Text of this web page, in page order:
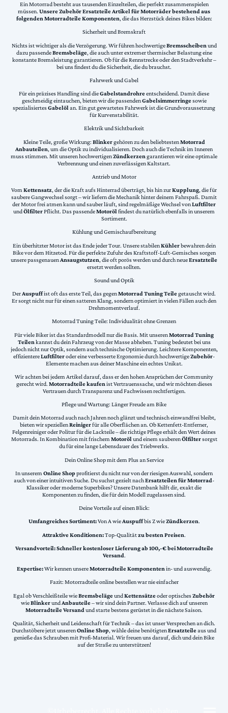
Ein Motorrad besteht aus tausenden Einzelteilen, die perfekt zusammenspielen
müssen. Unsere Zubehör Ersatzteile Artikel für Motorräder bestehend aus
folgenden Motorradteile Komponenten, die das Herzstück deines Bikes bilden:
Sicherheit und Bremskraft
Nichts ist wichtiger als die Verzögerung. Wir führen hochwertigeBremsscheiben und
dazu passendeBremsbeläge, die auch unter extremer thermischer Belastung eine
konstante Bremsleistung garantieren. Ob für die Rennstrecke oder den Stadtverkehr –
bei uns findest du die Sicherheit, die du brauchst.
Fahrwerk und Gabel
Für ein präzises Handling sind dieGabelstandrohreentscheidend. Damit diese
geschmeidig eintauchen, bieten wir die passendenGabelsimmerringesowie
spezialisiertesGabelölan. Ein gut gewartetes Fahrwerk ist die Grundvoraussetzung
für Kurvenstabilität.
Elektrik und Sichtbarkeit
Kleine Teile, große Wirkung: Blinkergehören zu den beliebtestenMotorrad
Anbauteilen, um die Optik zu individualisieren. Doch auch die Technik im Inneren
muss stimmen. Mit unseren hochwertigenZündkerzen garantieren wir eine optimale
Verbrennung und einen zuverlässigen Kaltstart.
Antrieb und Motor
VomKettensatz, der die Kraft aufs Hinterrad überträgt, bis hin zurKupplung, die für
saubere Gangwechsel sorgt – wir liefern die Mechanik hinter deinem Fahrspaß. Damit
der Motor frei atmen kann und sauber läuft, sind regelmäßige Wechsel vonLuftfilter
undÖlfilterPflicht. Das passendeMotorölfindest du natürlich ebenfalls in unserem
Sortiment.
Kühlung und Gemischaufbereitung
Ein überhitzter Motor ist das Ende jeder Tour. Unsere stabilenKühlerbewahren dein
Bike vor dem Hitzetod. Für die perfekte Zufuhr des Kraftstoff-Luft-Gemisches sorgen
unsere passgenauenAnsaugstutzen, die oft porös werden und durch neueErsatzteile
ersetzt werden sollten.
Sound und Optik
DerAuspuffist oft das erste Teil, das gegenMotorrad Tuning Teilegetauscht wird.
Er sorgt nicht nur für einen satteren Klang, sondern optimiert in vielen Fällen auch den
Drehmomentverlauf.
Motorrad Tuning Teile: Individualität ohne Grenzen
Für viele Biker ist das Standardmodell nur die Basis. Mit unserenMotorrad Tuning
Teilen kannst du dein Fahrzeug von der Masse abheben. Tuning bedeutet bei uns
jedoch nicht nur Optik, sondern auch technische Optimierung. Leichtere Komponenten,
effizientereLuftfilteroder eine verbesserte Ergonomie durch hochwertigeZubehör-
Elemente machen aus deiner Maschine ein echtes Unikat.
Wir achten bei jedem Artikel darauf, dass er den hohen Ansprüchen der Community
gerecht wird. Motorradteile kaufen ist Vertrauenssache, und wir möchten dieses
Vertrauen durch Transparenz und Fachwissen rechtfertigen.
Pflege und Wartung: Länger Freude am Bike
Damit dein Motorrad auch nach Jahren noch glänzt und technisch einwandfrei bleibt,
bieten wir speziellenReinigerfür alle Oberflächen an. Ob Kettenfett-Entferner,
Felgenreiniger oder Politur für die Lackteile – die richtige Pflege erhält den Wert deines
Motorrads. In Kombination mit frischemMotorölund einem sauberenÖlfiltersorgst
du für eine lange Lebensdauer des Triebwerks.
Dein Online Shop mit dem Plus an Service
In unserem Online Shopprofitierst du nicht nur von der riesigen Auswahl, sondern
auch von einer intuitiven Suche. Du suchst gezielt nachErsatzteilen für Motorrad-
Klassiker oder moderne Superbikes? Unsere Datenbank hilft dir, exakt die
Komponenten zu finden, die für dein Modell zugelassen sind.
Deine Vorteile auf einen Blick:
Umfangreiches Sortiment:Von A wieAuspuffbis Z wieZündkerzen.
Attraktive Konditionen:Top-Qualitätzu besten Preisen.
Versandvorteil:Schneller kostenloser Lieferung ab 100,-€ bei Motorradteile
Versand.
Expertise:Wir kennen unsereMotorradteile Komponentenin- und auswendig.
Fazit: Motorradteile online bestellen war nie einfacher
Egal ob Verschleißteile wieBremsbelägeundKettensätzeoder optischesZubehör
wieBlinkerundAnbauteile– wir sind dein Partner. Verlasse dich auf unseren
Motorradteile Versand und starte bestens gerüstet in die nächste Saison.
Qualität, Sicherheit und Leidenschaft für Technik – das ist unser Versprechen an dich.
Durchstöbere jetzt unserenOnline Shop, wähle deine benötigtenErsatzteileaus und
genieße das Schrauben mit Profi-Material. Wir freuen uns darauf, dich und dein Bike
auf der Straße zu unterstützen!